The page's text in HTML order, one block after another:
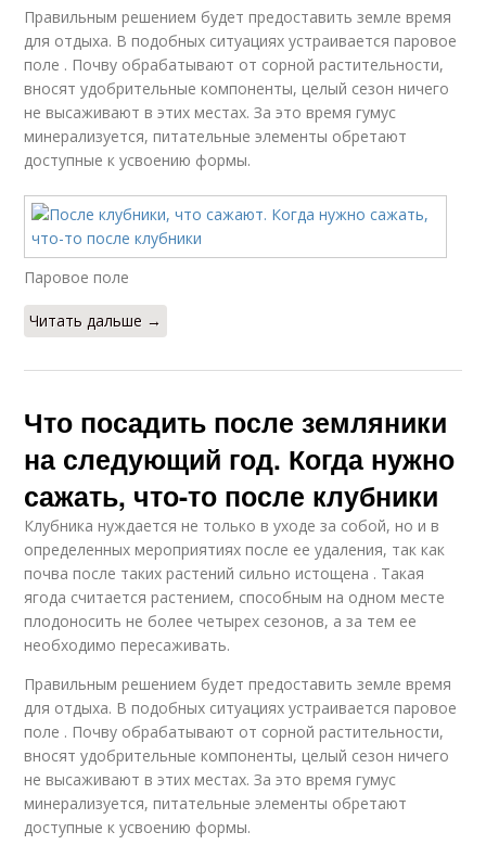
Правильным решением будет предоставить земле время
для отдыха. В подобных ситуациях устраивается паровое
поле . Почву обрабатывают от сорной растительности,
вносят удобрительные компоненты, целый сезон ничего
не высаживают в этих местах. За это время гумус
минерализуется, питательные элементы обретают
доступные к усвоению формы.
Паровое поле
Читать дальше →
Что посадить после земляники
на следующий год. Когда нужно
сажать, что-то после клубники
Клубника нуждается не только в уходе за собой, но и в
определенных мероприятиях после ее удаления, так как
почва после таких растений сильно истощена . Такая
ягода считается растением, способным на одном месте
плодоносить не более четырех сезонов, а за тем ее
необходимо пересаживать.
Правильным решением будет предоставить земле время
для отдыха. В подобных ситуациях устраивается паровое
поле . Почву обрабатывают от сорной растительности,
вносят удобрительные компоненты, целый сезон ничего
не высаживают в этих местах. За это время гумус
минерализуется, питательные элементы обретают
доступные к усвоению формы.